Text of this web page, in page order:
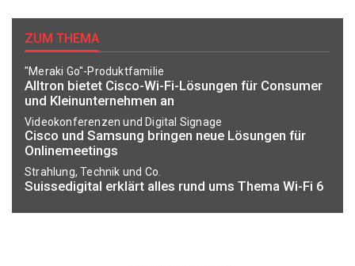
ZUM THEMA
"Meraki Go"-Produktfamilie
Alltron bietet Cisco-Wi-Fi-Lösungen für Consumer
und Kleinunternehmen an
Videokonferenzen und Digital Signage
Cisco und Samsung bringen neue Lösungen für
Onlinemeetings
Strahlung, Technik und Co.
Suissedigital erklärt alles rund ums Thema Wi-Fi 6